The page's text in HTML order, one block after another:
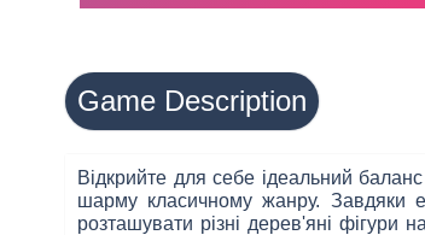
Game Description
Відкрийте для себе ідеальний баланс
шарму класичному жанру. Завдяки
розташувати різні дерев'яні фігури